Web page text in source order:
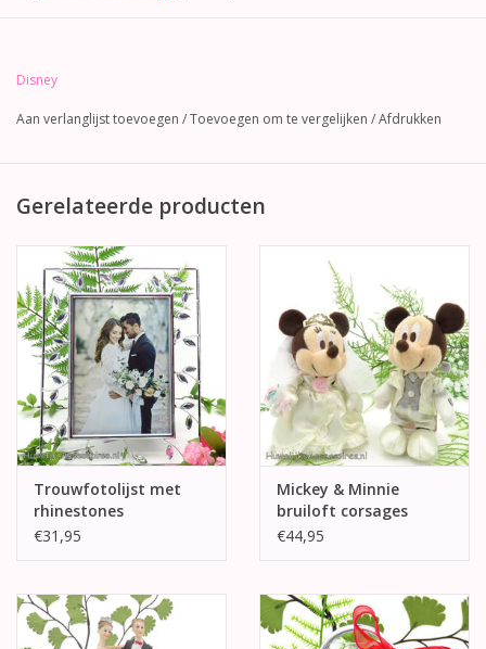
Disney
Aan verlanglijst toevoegen /Toevoegen om te vergelijken /Afdrukken
Gerelateerde producten
Trouwfotolijst met
rhinestones
€31,95
Mickey & Minnie
bruiloft corsages
€44,95